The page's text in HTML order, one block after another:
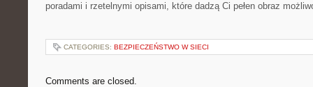
poradami i rzetelnymi opisami, które dadzą Ci pełen obraz
CATEGORIES: BEZPIECZEŃSTWO W SIECI
Comments are closed.